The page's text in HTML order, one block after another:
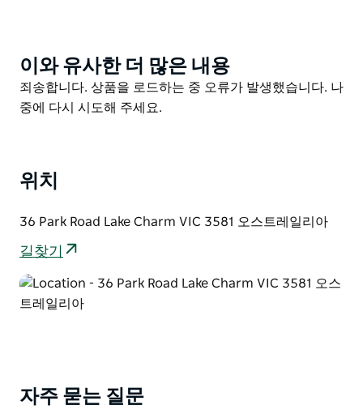
낚시 카약 등 수상 스포츠로 인기 있는 장소입니다. Lake
Charm은 Victorian Ski Racing 타이틀과 Victorian 점
수 이벤트를 정기적으로 주최합니다. 참가자들은 호주 전
역에서 이벤트에 참가하기 위해 옵니다.
위한 이상적인 장소입니다. 호수의 동쪽 해안은 조류의 안
로 잡히는 낚시는 매우 인기가 있습니다.
캥거루 호수는 낚시와 수상 스포츠로 잘 알려져 있으며 호
숫가에 캐러밴 공원이 있습니다. 호수의 북쪽 끝은 모든
유형의 레크리에이션을 즐길 수 있는 일일 방문객에게 인
Product
List
이와 유사한 더 많은 내용
Product
List
죄송합니다. 상품을 로드하는 중 오류가 발생했습니다. 나
중에 다시 시도해 주세요.
위치
36 Park Road Lake Charm VIC 3581 오스트레일리아
길찾기
자주 묻는 질문